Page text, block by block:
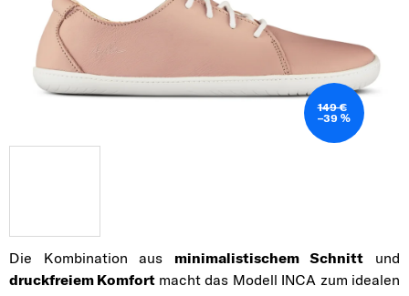
Die Kombination aus minimalistischem Schnitt und
druckfreiem Komfort macht das Modell INCA zum idealen
149 €
–39 %